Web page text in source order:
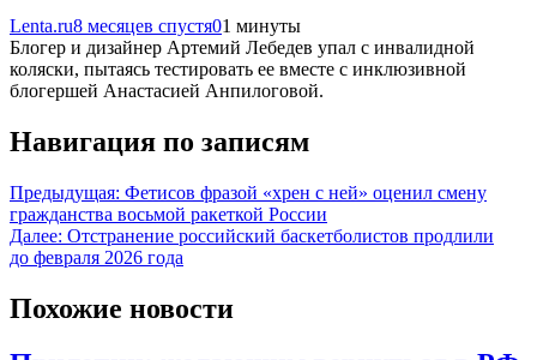
Lenta.ru8 месяцев спустя01 минуты
Блогер и дизайнер Артемий Лебедев упал с инвалидной
коляски, пытаясь тестировать ее вместе с инклюзивной
блогершей Анастасией Анпилоговой.
Навигация по записям
Предыдущая: Фетисов фразой «хрен с ней» оценил смену
гражданства восьмой ракеткой России
Далее: Отстранение российский баскетболистов продлили
до февраля 2026 года
Похожие новости